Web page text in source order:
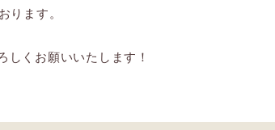
ります。
しくお願いいたします！